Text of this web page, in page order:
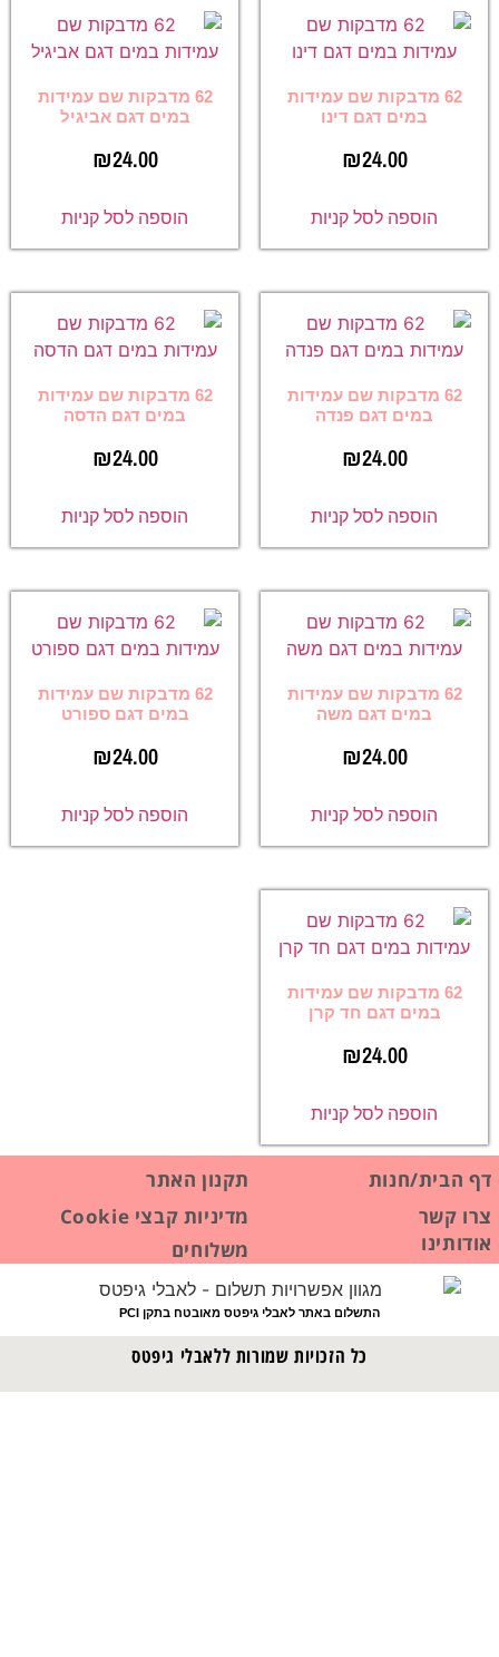
62 מדבקות שם עמידות
במים דגם דינו
₪24.00
הוספה לסל קניות
62 מדבקות שם עמידות
במים דגם אביגיל
₪24.00
הוספה לסל קניות
62 מדבקות שם עמידות
במים דגם פנדה
₪24.00
הוספה לסל קניות
62 מדבקות שם עמידות
במים דגם הדסה
₪24.00
הוספה לסל קניות
62 מדבקות שם עמידות
במים דגם משה
₪24.00
הוספה לסל קניות
62 מדבקות שם עמידות
במים דגם ספורט
₪24.00
הוספה לסל קניות
62 מדבקות שם עמידות
במים דגם חד קרן
₪24.00
הוספה לסל קניות
דף הבית/חנות
צרו קשר
תקנון האתר
מדיניות קבצי Cookie
אודותינו
משלוחים
התשלום באתר לאבלי גיפטס מאובטח בתקן PCI
כל הזכויות שמורות ללאבלי גיפטס